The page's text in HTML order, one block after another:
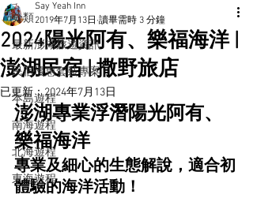
分類
最新澎湖旅遊資訊
民宿優惠套裝專案
本島遊程
南海遊程
北海遊程
東海遊程
2024陽光阿有、樂福海洋 |
澎湖民宿 | 撒野旅店
Say Yeah Inn
2019年7月13日 讀畢需時 3 分鐘
已更新：2024年7月13日
澎湖專業浮潛陽光阿有、
樂福海洋
專業及細心的生態解說，適合初
體驗的海洋活動！